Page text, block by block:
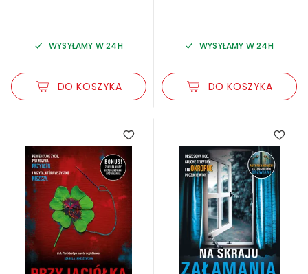
WYSYŁAMY W 24H
DO KOSZYKA
WYSYŁAMY W 24H
DO KOSZYKA